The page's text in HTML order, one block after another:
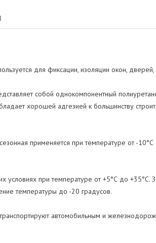
для фиксации, изоляции окон, дверей,
собой однокомпонентный
хорошей адгезией к большинству
применяется при температуре от -
условиях при температуре от +5°С до
температуры до -20 градусов.
автомобильным и